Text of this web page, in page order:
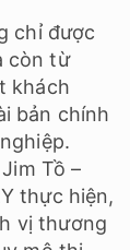
chỉ được
còn từ
khách
bản chính
Tồ –
thực hiện,
vị thương